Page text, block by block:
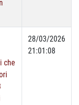
che
28/03/2026
21:01:08